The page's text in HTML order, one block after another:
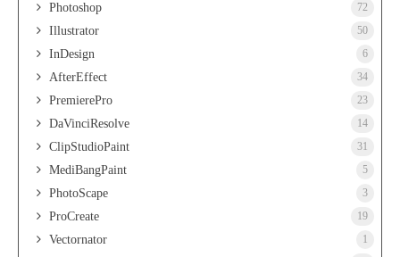
Photoshop 72
Illustrator 50
InDesign 6
AfterEffect 34
PremierePro 23
DaVinciResolve 14
ClipStudioPaint 31
MediBangPaint 5
PhotoScape 3
ProCreate 19
Vectornator 1